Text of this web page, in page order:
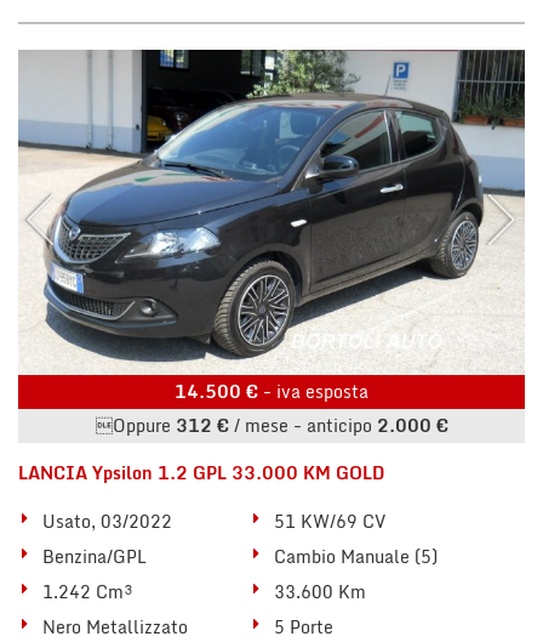
14.500 € - iva esposta
Oppure 312 €/ mese - anticipo 2.000 €
LANCIA Ypsilon 1.2 GPL 33.000 KM GOLD
Usato, 03/2022
51 KW/69 CV
Benzina/GPL
Cambio Manuale (5)
1.242 Cm³
33.600 Km
Nero Metallizzato
5 Porte